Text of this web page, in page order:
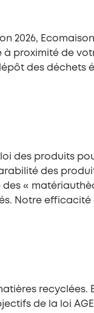
2026,
proximité de
des déchets
des produits
des
«
Notre
recyclées.
de la loi